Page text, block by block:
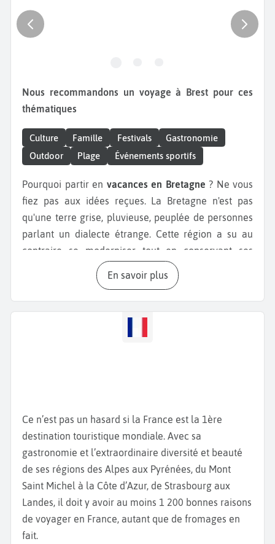
Nous recommandons un voyage à Brest pour ces
thématiques
Culture Famille Festivals
Gastronomie
Outdoor
Plage Événements sportifs
Pourquoi partir en vacances en Bretagne ? Ne vous
fiez pas aux idées reçues. La Bretagne n'est pas
qu'une terre grise, pluvieuse, peuplée de personnes
parlant un dialecte étrange. Cette région a su au
contraire se moderniser tout en conservant ses
séjour à Brest, vous aurez de quoi
faire de belles balades dans la ville et aux alentours.
ancienne de Brest. Poursuivez votre balade par la
visite du Musée Nationale de la Marine
dans leChâteau de Brestdatant du XVII èmesiècle et
offrant de nombreux points de vue. Continuez avec
l’Océanopolis, composé de 3 parties dédiées à la
flore et la faune tropicales, bretonnes et polaires. Il
abrite aussi un grand aquarium avec des requins et
le sentier des loutres pour tout savoir sur cet
En savoir plus
Ce n’est pas un hasard si la France est la 1ère
destination touristique mondiale. Avec sa
gastronomie et l’extraordinaire diversité et beauté
de ses régions des Alpes aux Pyrénées, du Mont
Saint Michel à la Côte d’Azur, de Strasbourg aux
Landes, il doit y avoir au moins 1 200 bonnes raisons
de voyager en France, autant que de fromages en
fait.